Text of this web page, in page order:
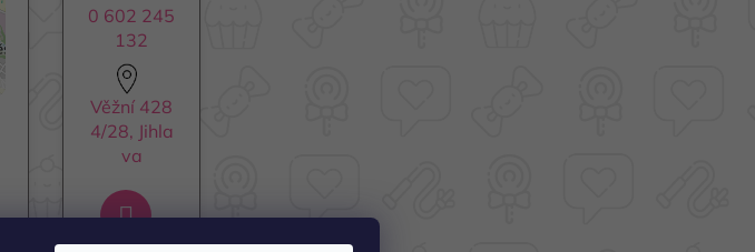
0 602 245
132
Věžní 428
4/28, Jihla
va